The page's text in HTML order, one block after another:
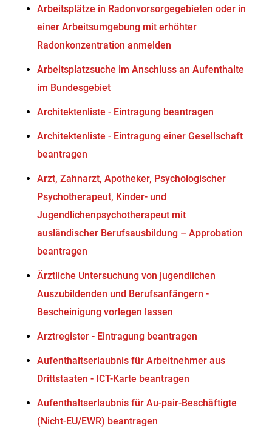
Arbeitsplätze in Radonvorsorgegebieten oder in
einer Arbeitsumgebung mit erhöhter
Radonkonzentration anmelden
Arbeitsplatzsuche im Anschluss an Aufenthalte
im Bundesgebiet
Architektenliste - Eintragung beantragen
Architektenliste - Eintragung einer Gesellschaft
beantragen
Arzt, Zahnarzt, Apotheker, Psychologischer
Psychotherapeut, Kinder- und
Jugendlichenpsychotherapeut mit
ausländischer Berufsausbildung – Approbation
beantragen
Ärztliche Untersuchung von jugendlichen
Auszubildenden und Berufsanfängern -
Bescheinigung vorlegen lassen
Arztregister - Eintragung beantragen
Aufenthaltserlaubnis für Arbeitnehmer aus
Drittstaaten - ICT-Karte beantragen
Aufenthaltserlaubnis für Au-pair-Beschäftigte
(Nicht-EU/EWR) beantragen